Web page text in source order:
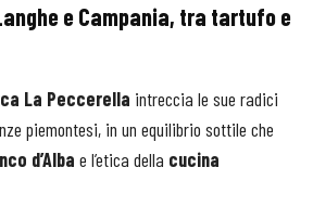
e Campania, tra tartufo e
La Peccerella intreccia le sue radici
piemontesi, in un equilibrio sottile che
d’Alba e l’etica della cucina